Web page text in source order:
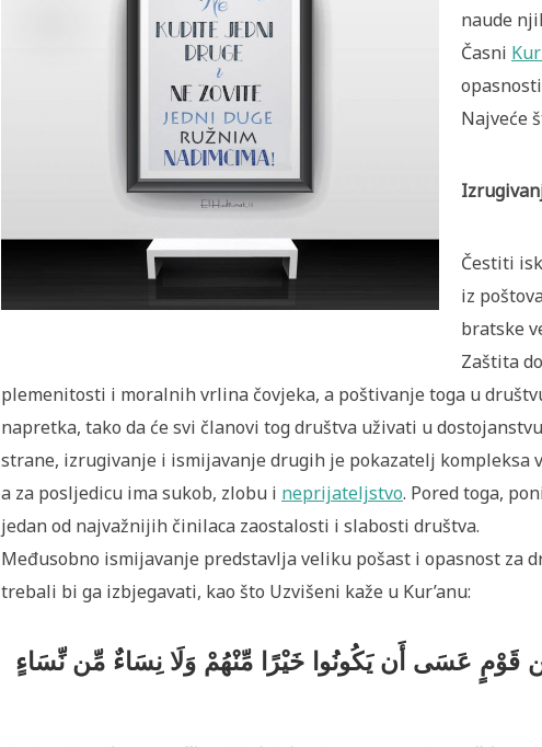
naude
Časni
Najveće
Čestiti
iz
bratske
Zaštita
plemenitosti i moralnih vrlina čovjeka, a poštivanje toga u
napretka, tako da će svi članovi tog društva uživati u
strane, izrugivanje i ismijavanje drugih je pokazatelj kompleksa
a za posljedicu ima sukob, zlobu i neprijateljstvo. Pored toga,
jedan od najvažnijih činilaca zaostalosti i slabosti društva.
Međusobno ismijavanje predstavlja veliku pošast i opasnost za
trebali bi ga izbjegavati, kao što Uzvišeni kaže u Kur’anu:
مِّن قَوْمٍ عَسَى أَن يَكُونُوا خَيْرًا مِّنْهُمْ وَلَا نِسَاءٌ مِّن نِّسَاءٍ